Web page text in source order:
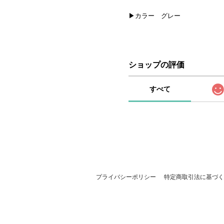
▶カラー グレー
ショップの評価
すべて
プライバシーポリシー 特定商取引法に基づ